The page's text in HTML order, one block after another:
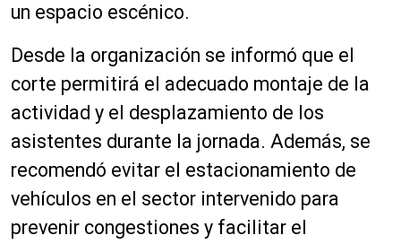
un espacio escénico.
Desde la organización se informó que el
corte permitirá el adecuado montaje de la
actividad y el desplazamiento de los
asistentes durante la jornada. Además, se
recomendó evitar el estacionamiento de
vehículos en el sector intervenido para
prevenir congestiones y facilitar el